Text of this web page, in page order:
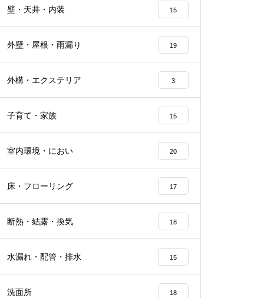
壁・天井・内装 15
外壁・屋根・雨漏り 19
外構・エクステリア 3
子育て・家族 15
室内環境・におい 20
床・フローリング 17
断熱・結露・換気 18
水漏れ・配管・排水 15
洗面所 18